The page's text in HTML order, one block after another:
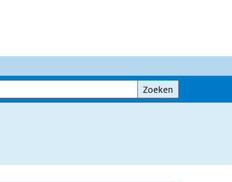
Zoeken